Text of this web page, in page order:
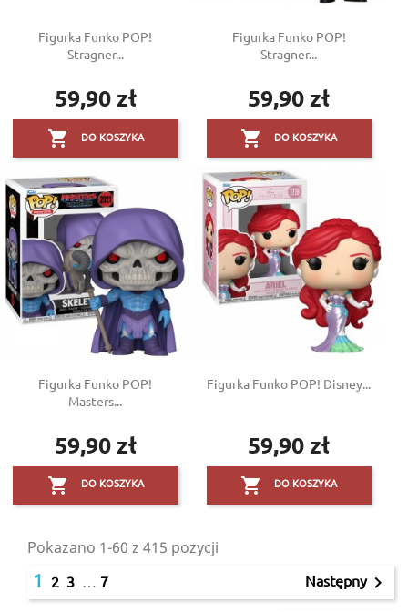
Figurka Funko POP!
Stragner...
Cena
59,90 zł
 DO KOSZYKA
Figurka Funko POP!
Stragner...
Cena
59,90 zł
 DO KOSZYKA
Figurka Funko POP!
Masters...
Cena
59,90 zł
 DO KOSZYKA
Figurka Funko POP! Disney...
Cena
59,90 zł
 DO KOSZYKA
Pokazano 1-60 z 415 pozycji
1 2 3 … 7 Następny